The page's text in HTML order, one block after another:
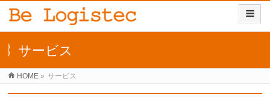
サービス
HOME » サービス